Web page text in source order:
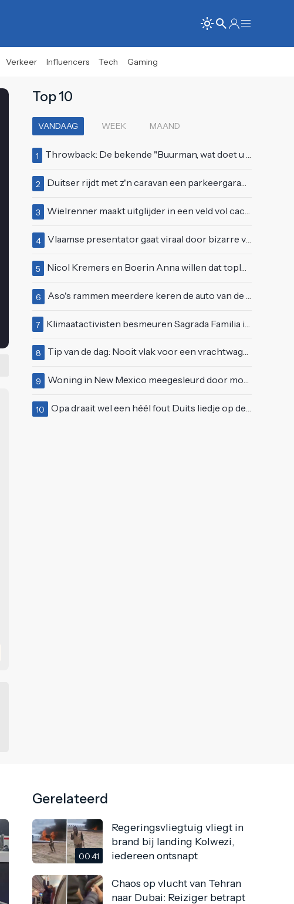
Verkeer Influencers Tech Gaming
Top 10
VANDAAG WEEK MAAND
1 Throwback: De bekende "Buurman, wat doet u nu?"-scène uit Flodder met Tatjana Šimić
2 Duitser rijdt met z'n caravan een parkeergarage in Vlissingen binnen
3 Wielrenner maakt uitglijder in een veld vol cactussen
4 Vlaamse presentator gaat viraal door bizarre vertoning op live televisie: "Helemaal stijf van de bloem"
5 Nicol Kremers en Boerin Anna willen dat topless zonnen geen taboe meer is
6 Aso's rammen meerdere keren de auto van de buren, maar doen alsof er niets gebeurd is
7 Klimaatactivisten besmeuren Sagrada Familia in Barcelona met lading verf
8 Tip van de dag: Nooit vlak voor een vrachtwagen invoegen
9 Woning in New Mexico meegesleurd door modderstroom
10 Opa draait wel een héél fout Duits liedje op de markt van Emmen
Gerelateerd
00:41
Regeringsvliegtuig vliegt in
brand bij landing Kolwezi,
iedereen ontsnapt
Chaos op vlucht van Tehran
naar Dubai: Reiziger betrapt